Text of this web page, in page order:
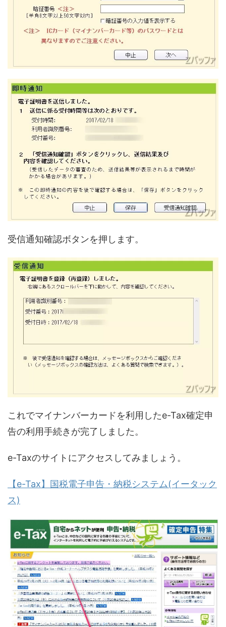
受信通知確認ボタンを押します。
これでマイナンバーカードを利用したe-Tax確定申
告の利用手続きが完了しました。
e-Taxのサイトにアクセスしてみましょう。
【e-Tax】国税電子申告・納税システム(イータック
ス)